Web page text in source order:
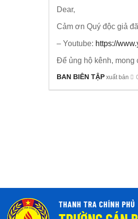
Dear,
Cảm ơn Quý độc giả
– Youtube: https://
Để ủng hộ kênh, mong
BAN BIÊN TẬP xuất bản